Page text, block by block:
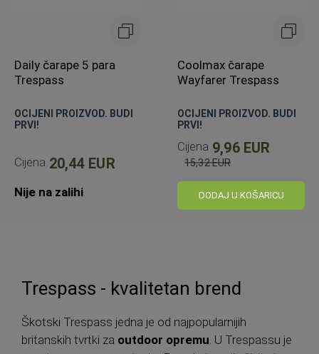
Daily čarape 5 para
Trespass
OCIJENI PROIZVOD. BUDI
PRVI!
Cijena 20,44 EUR
Nije na zalihi
Coolmax čarape
Wayfarer Trespass
OCIJENI PROIZVOD. BUDI
PRVI!
Cijena 9,96 EUR
cijena
15,32 EUR
DODAJ U KOŠARICU
Trespass - kvalitetan brend
Škotski Trespass jedna je od najpopularnijih
britanskih tvrtki za outdoor opremu. U Trespassu je